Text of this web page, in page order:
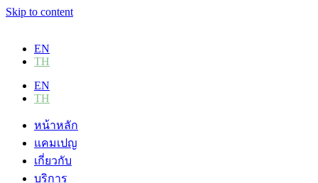
Skip to content
EN
TH
EN
TH
หน้าหลัก
แคมเปญ
เกี่ยวกับ
บริการ